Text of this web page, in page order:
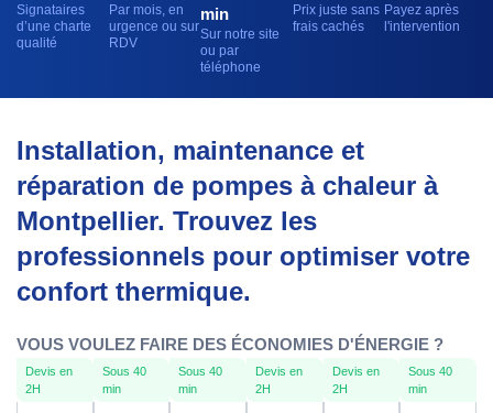
Signataires
d’une charte
qualité
Par mois, en
urgence ou sur
RDV
min
Sur notre site
ou par
téléphone
Prix juste sans
frais cachés
Payez après
l'intervention
Installation, maintenance et
réparation de pompes à chaleur à
Montpellier. Trouvez les
professionnels pour optimiser votre
confort thermique.
VOUS VOULEZ FAIRE DES ÉCONOMIES D'ÉNERGIE ?
Devis en
2H
Sous 40
min
Sous 40
min
Devis en
2H
Devis en
2H
Sous 40
min